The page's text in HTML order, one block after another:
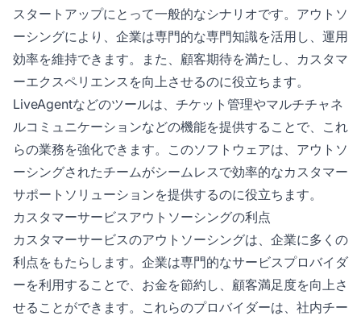
スタートアップにとって一般的なシナリオです。アウトソ
ーシングにより、企業は専門的な専門知識を活用し、運用
効率を維持できます。また、顧客期待を満たし、カスタマ
ーエクスペリエンスを向上させるのに役立ちます。
LiveAgentなどのツールは、チケット管理やマルチチャネ
ルコミュニケーションなどの機能を提供することで、これ
らの業務を強化できます。このソフトウェアは、アウトソ
ーシングされたチームがシームレスで効率的なカスタマー
サポートソリューションを提供するのに役立ちます。
カスタマーサービスアウトソーシングの利点
カスタマーサービスのアウトソーシングは、企業に多くの
利点をもたらします。企業は専門的なサービスプロバイダ
ーを利用することで、お金を節約し、顧客満足度を向上さ
せることができます。これらのプロバイダーは、社内チー